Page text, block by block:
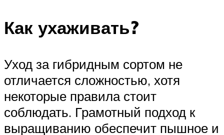
Как ухаживать?
Уход за гибридным сортом не
отличается сложностью, хотя
некоторые правила стоит
соблюдать. Грамотный подход к
выращиванию обеспечит пышное и